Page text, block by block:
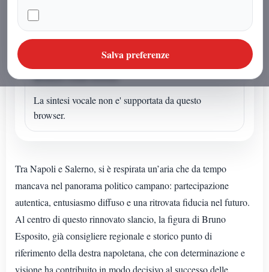
Ascolta o avvia la sintesi
Se l'articolo non ha un audio dedicato puoi avviare la
lettura sintetica dal browser.
Sintesi vocale browser
La sintesi vocale non e' supportata da questo
browser.
Tra Napoli e Salerno, si è respirata un’aria che da tempo
mancava nel panorama politico campano: partecipazione
autentica, entusiasmo diffuso e una ritrovata fiducia nel futuro.
Al centro di questo rinnovato slancio, la figura di Bruno
Esposito, già consigliere regionale e storico punto di
riferimento della destra napoletana, che con determinazione e
visione ha contribuito in modo decisivo al successo delle
Salva preferenze